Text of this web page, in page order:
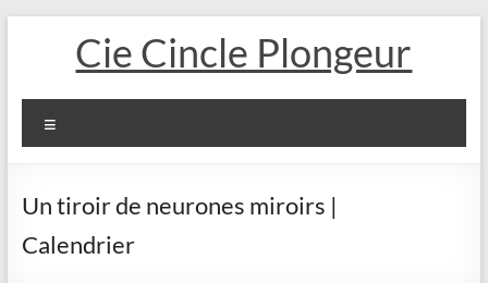
Cie Cincle Plongeur
Un tiroir de neurones miroirs |
Calendrier